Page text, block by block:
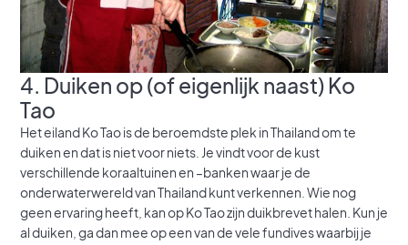
4. Duiken op (of eigenlijk naast) Ko
Tao
Het eiland Ko Tao is de beroemdste plek in Thailand om te
duiken en dat is niet voor niets. Je vindt voor de kust
verschillende koraaltuinen en –banken waar je de
onderwaterwereld van Thailand kunt verkennen. Wie nog
geen ervaring heeft, kan op Ko Tao zijn duikbrevet halen. Kun je
al duiken, ga dan mee op een van de vele fundives waarbij je